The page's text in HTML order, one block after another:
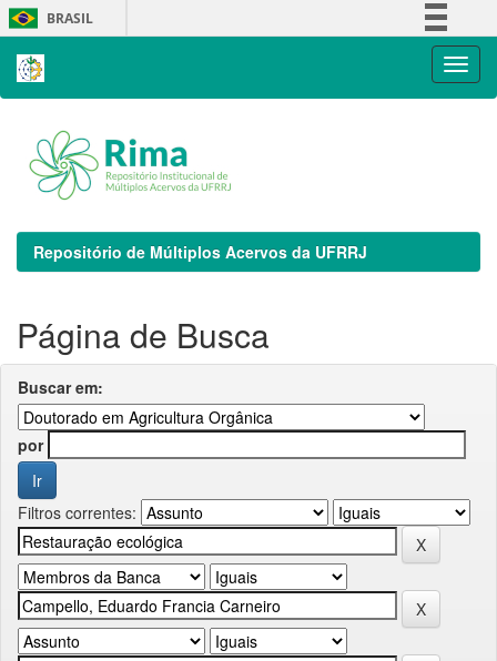
Skip
navigation
BRASIL
Repositório de Múltiplos Acervos da UFRRJ
Página de Busca
Buscar em:
por
Filtros correntes: